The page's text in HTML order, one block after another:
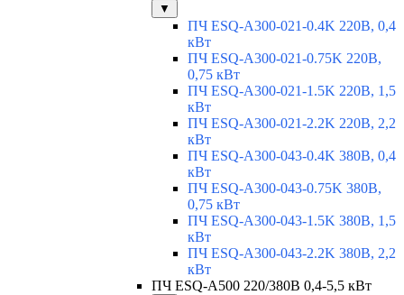
▼
ПЧ ESQ-A300-021-0.4K 220В, 0,4
кВт
ПЧ ESQ-A300-021-0.75K 220В,
0,75 кВт
ПЧ ESQ-A300-021-1.5K 220В, 1,5
кВт
ПЧ ESQ-A300-021-2.2K 220В, 2,2
кВт
ПЧ ESQ-A300-043-0.4K 380В, 0,4
кВт
ПЧ ESQ-A300-043-0.75K 380В,
0,75 кВт
ПЧ ESQ-A300-043-1.5K 380В, 1,5
кВт
ПЧ ESQ-A300-043-2.2K 380В, 2,2
кВт
ПЧ ESQ-A500 220/380В 0,4-5,5 кВт